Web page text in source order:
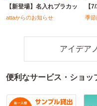
【新登場】名入れプラカッ
attaからのお知らせ
【
季節
アイデア
便利なサービス・ショッ